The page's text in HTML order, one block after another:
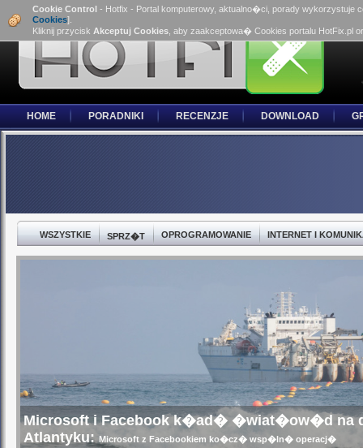
Cookie Control - Hotfix - Portal komputerowy, aktualno�ci, porady wykorzystuje
Cookies].
Kliknij przycisk Akceptuj Cookies , aby zaakceptowa� Cookies portalu HotFix.pl
HOME PORADNIKI RECENZJE DOWNLOAD
WSZYSTKIE SPRZ�T OPROGRAMOWANIE INTERNET I
Microsoft i Facebook k�ad� �wiat�ow�d na
Atlantyku:Microsoft z Facebookiem ko�cz� wsp�ln� operacj�